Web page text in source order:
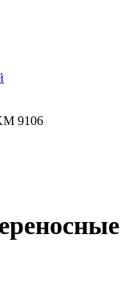
9106